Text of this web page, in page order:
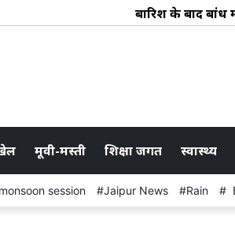
बारिश के बाद बांध में
मूवी-मस्ती शिक्षा जगत स्वास्थ्य
session Jaipur News Rain